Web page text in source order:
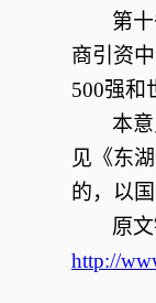
第
商引资
500强和
本
见《东
的，以
原文
http://